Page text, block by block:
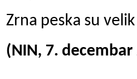
Zrna peska su
(NIN, 7. decembar